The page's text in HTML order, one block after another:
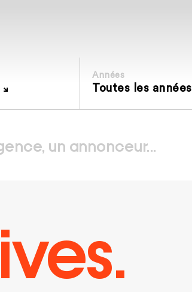
Années
Toutes les années